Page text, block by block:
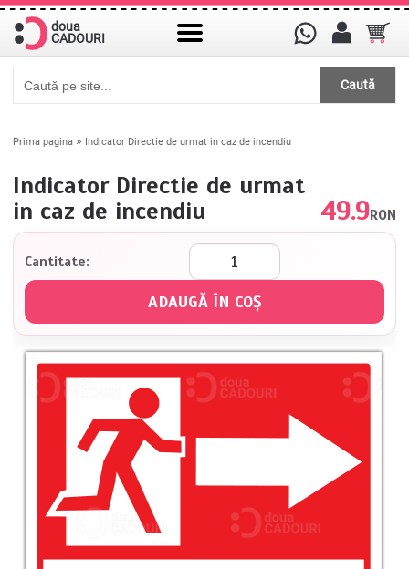
doua
CADOURI
Caută
Prima pagina » Indicator Directie de urmat in caz de incendiu
Indicator Directie de urmat
in caz de incendiu
49.9RON
Cantitate: